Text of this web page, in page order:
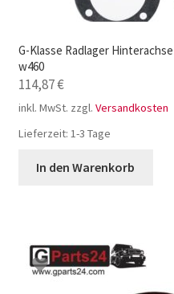
G-Klasse Radlager
w460
114,87€
inkl. MwSt. zzgl. Versandkosten
Lieferzeit: 1-3 Tage
In den Warenkorb